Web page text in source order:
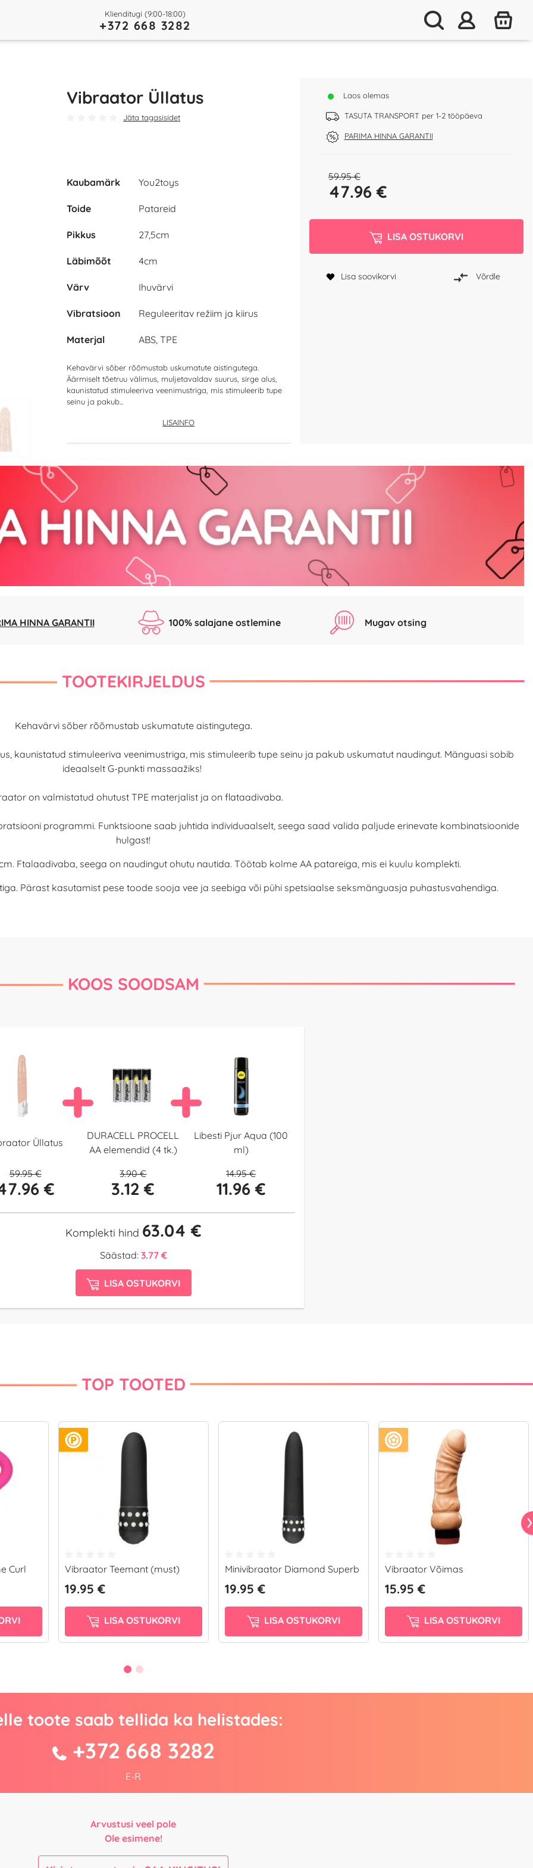
Klienditugi (9:00-18:00)
+372 668 3282
Vibraator Üllatus
Jäta tagasisidet
Laos olemas
TASUTA TRANSPORT per 1-2 tööpäeva
PARIMA HINNA GARANTII
Kaubamärk You2toys
Toide Patareid
Pikkus 27,5cm
Läbimõõt 4cm
Värv Ihuvärvi
Vibratsioon Reguleeritav režiim ja kiirus
Materjal ABS, TPE
Kehavärvi sõber rõõmustab uskumatute aistingutega.
Äärmiselt tõetruu välimus, muljetavaldav suurus, sirge alus,
kaunistatud stimuleeriva veenimustriga, mis stimuleerib tupe
seinu ja pakub...
LISAINFO
59.95 €
47.96€
LISA OSTUKORVI
Lisa soovikorvi Võrdle
HINNA GARANTII 100% salajane ostlemine Mugav otsing
TOOTEKIRJELDUS
Kehavärvi sõber rõõmustab uskumatute aistingutega.
kaunistatud stimuleeriva veenimustriga, mis stimuleerib tupe seinu ja pakub uskumatut naudingut. Mänguasi sobib
ideaalselt G-punkti massaažiks!
on valmistatud ohutust TPE materjalist ja on flataadivaba.
programmi. Funktsioone saab juhtida individuaalselt, seega saad valida paljude erinevate kombinatsioonide
hulgast!
Ftalaadivaba, seega on naudingut ohutu nautida. Töötab kolme AA patareiga, mis ei kuulu komplekti.
Pärast kasutamist pese toode sooja vee ja seebiga või pühi spetsiaalse seksmänguasja puhastusvahendiga.
KOOS SOODSAM
Üllatus
59.95 €
€
DURACELL PROCELL
AA elemendid (4 tk.)
3.90 €
3.12 €
Libesti Pjur Aqua (100
ml)
14.95 €
11.96 €
Komplekti hind 63.04 €
Säästad: 3.77 €
LISA OSTUKORVI
TOP TOOTED
Curl Vibraator Teemant (must)
19.95 €
LISA OSTUKORVI
Minivibraator Diamond Superb
19.95 €
LISA OSTUKORVI
Vibraator Võimas
15.95 €
LISA OSTUKORVI
toote saab tellida ka helistades:
+372 668 3282
E-R
Arvustusi veel pole
Ole esimene!